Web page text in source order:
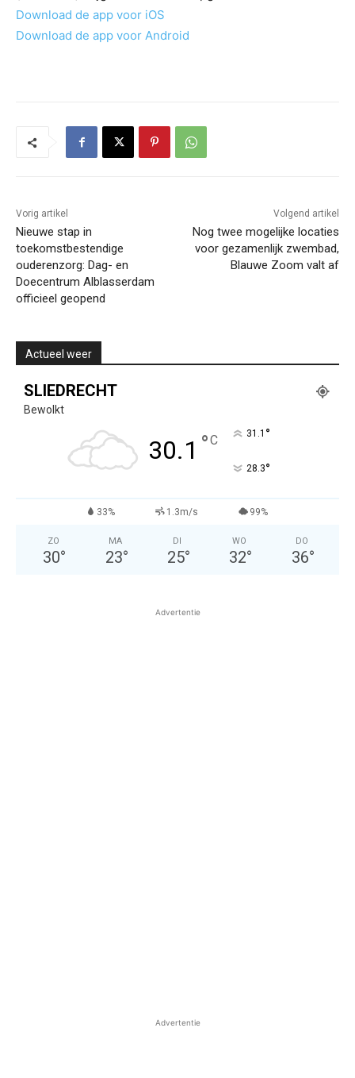
Download de app voor iOS
Download de app voor Android
Vorig artikel
Nieuwe stap in
toekomstbestendige
ouderenzorg: Dag- en
Doecentrum Alblasserdam
officieel geopend
Volgend artikel
Nog twee mogelijke locaties
voor gezamenlijk zwembad,
Blauwe Zoom valt af
Actueel weer
SLIEDRECHT
Bewolkt
30.1 °C 31.1 °
28.3°
33% 1.3m/s 99%
ZO
30°
MA
23°
DI
25°
WO
32°
DO
36°
Advertentie
Advertentie